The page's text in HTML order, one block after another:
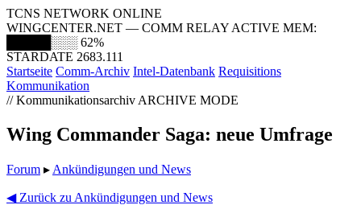
TCNS NETWORK ONLINE
WINGCENTER.NET — COMM RELAY ACTIVE MEM:
█████░░░ 62%
STARDATE 2683.111
Startseite Comm-Archiv Intel-Datenbank Requisitions
Kommunikation
// Kommunikationsarchiv ARCHIVE MODE
Wing Commander Saga: neue Umfrage
Forum ▸ Ankündigungen und News
◀ Zurück zu Ankündigungen und News